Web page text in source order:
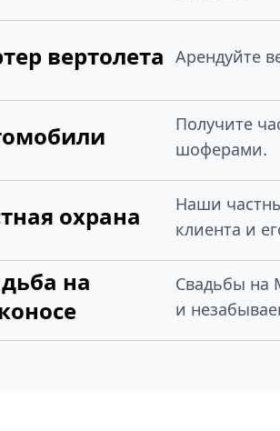
вертолета Арендуйте
Получите
шоферами.
охрана
Наши
клиента и
на
Свадьбы на
и